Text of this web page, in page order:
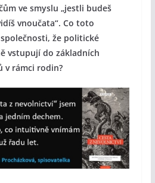
ve smyslu „jestli budeš
vnoučata“. Co toto
že politické
vstupují do základních
v rámci rodin?